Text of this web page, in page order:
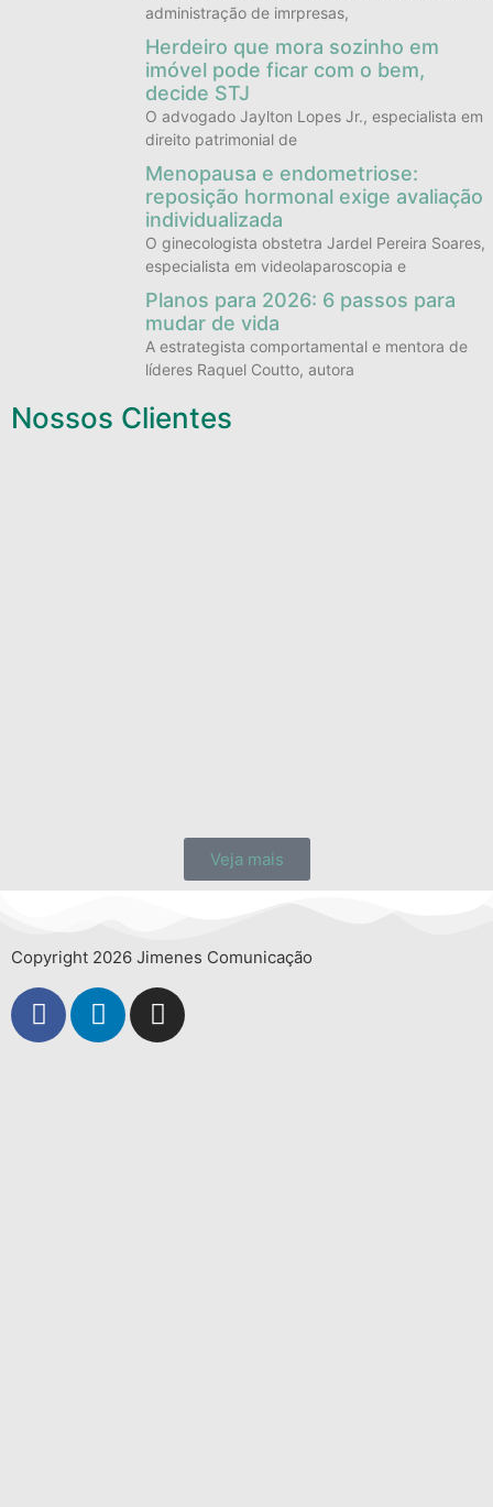
administração de imrpresas,
Herdeiro que mora sozinho em
imóvel pode ficar com o bem,
decide STJ
O advogado Jaylton Lopes Jr., especialista em
direito patrimonial de
Menopausa e endometriose:
reposição hormonal exige avaliação
individualizada
O ginecologista obstetra Jardel Pereira Soares,
especialista em videolaparoscopia e
Planos para 2026: 6 passos para
mudar de vida
A estrategista comportamental e mentora de
líderes Raquel Coutto, autora
Nossos Clientes
Veja mais
Copyright 2026 Jimenes Comunicação